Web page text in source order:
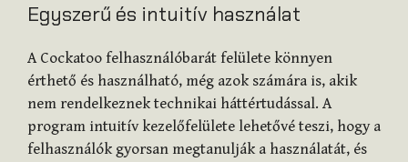
Egyszerű és intuitív használat
A Cockatoo felhasználóbarát felülete könnyen
érthető és használható, még azok számára is, akik
nem rendelkeznek technikai háttértudással. A
program intuitív kezelőfelülete lehetővé teszi, hogy a
felhasználók gyorsan megtanulják a használatát, és